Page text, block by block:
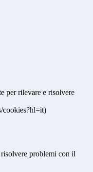
per rilevare e risolvere
cookies?hl=it)
problemi con il